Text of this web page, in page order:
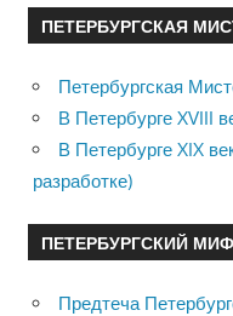
ПЕТЕРБУРГСКАЯ
Петербургская
В Петербурге XVIII
В Петербурге XIX
разработке)
ПЕТЕРБУРГСКИЙ
Предтеча